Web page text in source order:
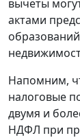
вычеты
актами
Напомним,
налоговые
двумя и
НДФЛ при